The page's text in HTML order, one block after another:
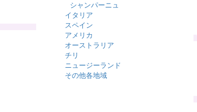
シャンパーニュ
イタリア
スペイン
アメリカ
オーストラリア
チリ
ニュージーランド
その他各地域